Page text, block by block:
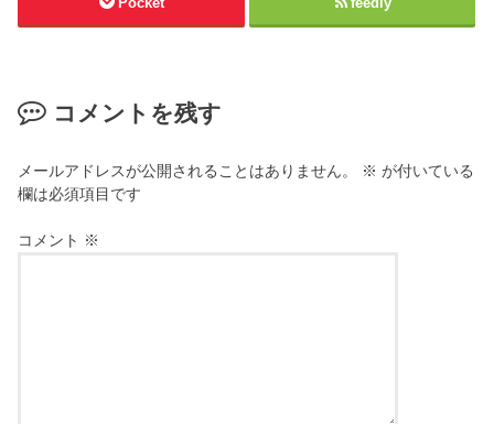
コメントを残す
メールアドレスが公開されることはありません。 ※ が付いている
欄は必須項目です
コメント ※